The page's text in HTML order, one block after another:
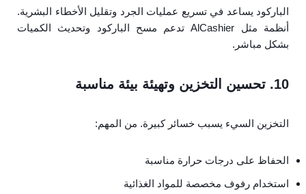
الباركود يساعد في تسريع عمليات الجرد وتقليل الأخطاء البشرية.
أنظمة مثل AlCashier تدعم مسح الباركود وتحديث الكميات
بشكل مباشر.
10. تحسين التخزين وتهيئة بيئة مناسبة
التخزين السيء يسبب خسائر كبيرة. من المهم:
الحفاظ على درجات حرارة مناسبة
استخدام رفوف مخصصة للمواد الغذائية